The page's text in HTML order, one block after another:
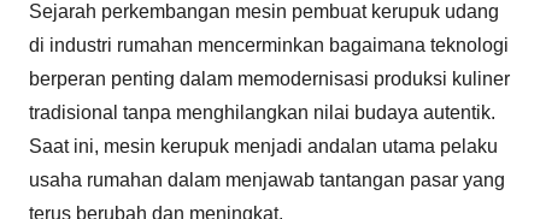
Sejarah perkembangan mesin pembuat kerupuk udang
di industri rumahan mencerminkan bagaimana teknologi
berperan penting dalam memodernisasi produksi kuliner
tradisional tanpa menghilangkan nilai budaya autentik.
Saat ini, mesin kerupuk menjadi andalan utama pelaku
usaha rumahan dalam menjawab tantangan pasar yang
terus berubah dan meningkat.